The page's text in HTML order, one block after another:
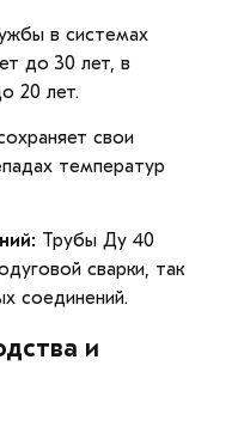
в системах
до 30 лет, в
20 лет.
свои
температур
Трубы Ду 40
сварки, так
соединений.
и